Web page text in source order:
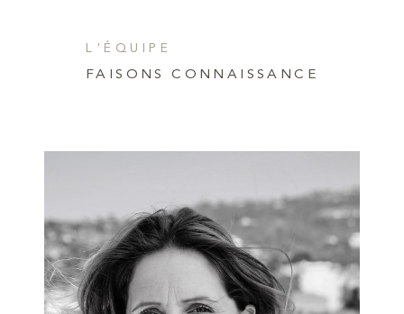
L'ÉQUIPE
FAISONS CONNAISSANCE